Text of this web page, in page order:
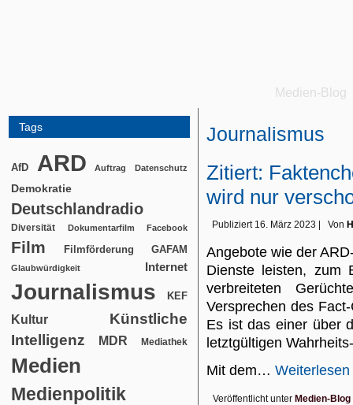
Medien-Blog
Tags
AfD ARD Auftrag Datenschutz
Demokratie
Deutschlandradio
Diversität Dokumentarfilm Facebook
Film Filmförderung GAFAM
Glaubwürdigkeit Internet
Journalismus KEF
Kultur
Künstliche
Intelligenz
MDR Mediathek
Medien
Medienpolitik
Journalismus
Zitiert:
wird nur
Publiziert 16. März 2023 Von
Angebote wie der
Dienste leisten, zum
verbreiteten
Versprechen des
Es ist das einer über
letztgültigen
Mit dem… Weiterlesen
Veröffentlicht unter Medien-Blog